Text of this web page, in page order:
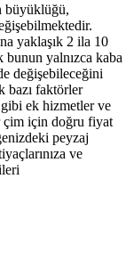
büyüklüğü,
yaklaşık 2 ila 10
yalnızca kaba
değişebileceğini
bazı faktörler
ek hizmetler ve
çim için doğru fiyat
peyzaj
ve